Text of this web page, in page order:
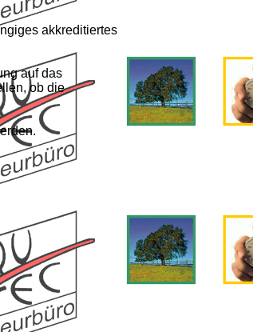
akkreditiertes
auf das
ob die